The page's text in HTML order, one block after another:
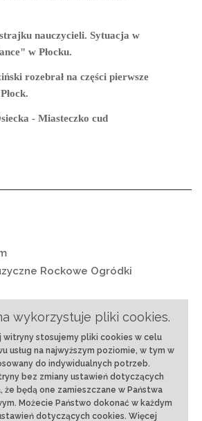
nauczycieli. Sytuacja w
w Płocku.
rozebrał na części pierwsze
- Miasteczko cud
Rockowe Ogródki
wykorzystuje pliki cookies.
witryny stosujemy pliki cookies w celu
usług na najwyższym poziomie, w tym w
do indywidualnych potrzeb.
bez zmiany ustawień dotyczących
że będą one zamieszczane w Państwa
Możecie Państwo dokonać w każdym
dotyczących cookies. Więcej
|Ochrona danych|Reklama|
RSS|Kontakt
| Projekt i realizacja:Strony
Płock
- BLACREA.pl